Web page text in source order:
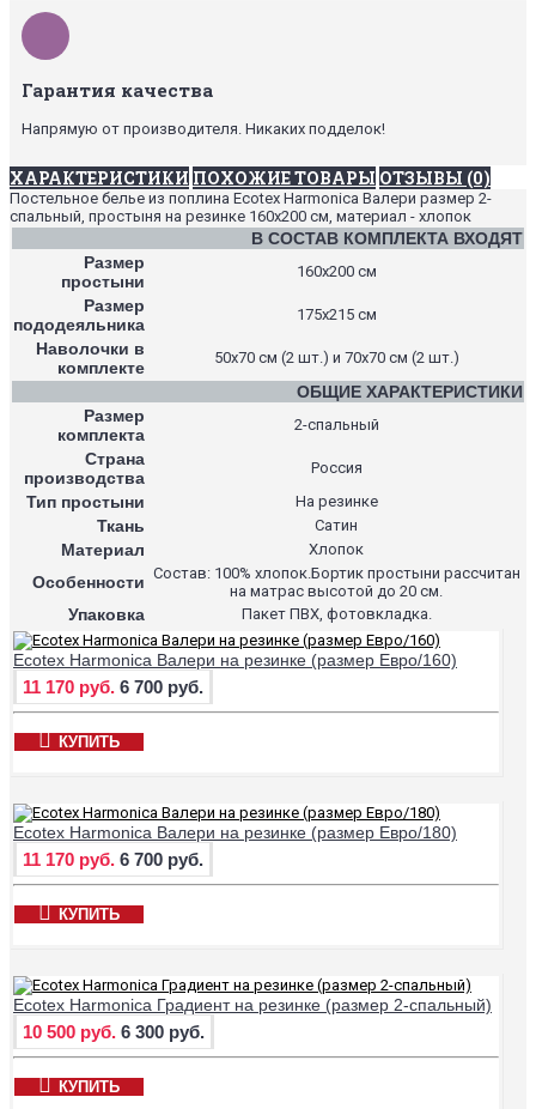
Гарантия качества
Напрямую от производителя. Никаких подделок!
ХАРАКТЕРИСТИКИ ПОХОЖИЕ ТОВАРЫ ОТЗЫВЫ (0)
Постельное белье из поплина Ecotex Harmonica Валери размер 2-
спальный, простыня на резинке 160х200 см, материал - хлопок
В СОСТАВ КОМПЛЕКТА ВХОДЯТ
Размер
простыни
160х200 см
Размер
пододеяльника
175х215 см
Наволочки в
комплекте
50х70 см (2 шт.) и 70х70 см (2 шт.)
ОБЩИЕ ХАРАКТЕРИСТИКИ
Размер
комплекта
2-спальный
Страна
производства
Россия
Тип простыни На резинке
Ткань Сатин
Материал Хлопок
Особенности Состав: 100% хлопок.Бортик простыни рассчитан
на матрас высотой до 20 см.
Упаковка Пакет ПВХ, фотовкладка.
Ecotex Harmonica Валери на резинке (размер Евро/160)
11 170 руб. 6 700 руб.
КУПИТЬ
Ecotex Harmonica Валери на резинке (размер Евро/180)
11 170 руб. 6 700 руб.
КУПИТЬ
Ecotex Harmonica Градиент на резинке (размер 2-спальный)
10 500 руб. 6 300 руб.
КУПИТЬ